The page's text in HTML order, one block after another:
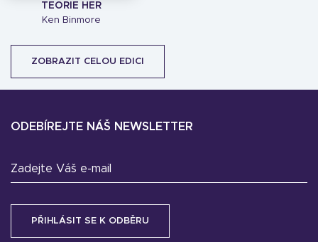
TEORIE HER
Ken Binmore
ZOBRAZIT CELOU EDICI
ODEBÍREJTE NÁŠ NEWSLETTER
Zadejte Váš e-mail